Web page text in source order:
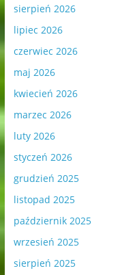
sierpień 2026
lipiec 2026
czerwiec 2026
maj 2026
kwiecień 2026
marzec 2026
luty 2026
styczeń 2026
grudzień 2025
listopad 2025
październik 2025
wrzesień 2025
sierpień 2025